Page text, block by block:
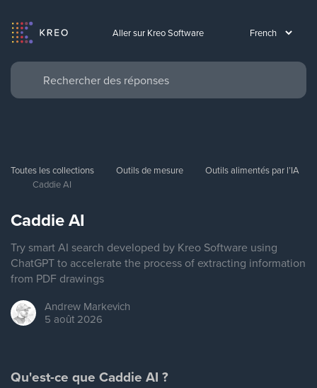
Aller sur Kreo Software
Toutes les collections Outils de mesure
Outils alimentés par l’IA
Caddie AI
Caddie AI
Try smart AI search developed by Kreo Software using
ChatGPT to accelerate the process of extracting information
from PDF drawings
Andrew Markevich
5 août 2026
Qu'est-ce que Caddie AI ?